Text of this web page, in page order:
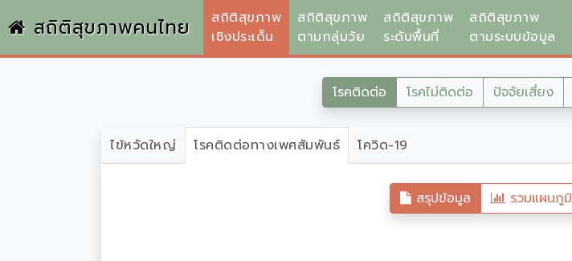
สถิติสุขภาพคนไทย
สถิติสุขภาพ
เชิงประเด็น
สถิติสุขภาพ
ตามกลุ่มวัย
สถิติสุขภาพ
ระดับพื้นที่
สถิติสุขภาพ
ตามระบบข้อมูล
โรคติดต่อ โรคไม่ติดต่อ ปัจจัยเสี่ยง
ไข้หวัดใหญ่ โรคติดต่อทางเพศสัมพันธ์ โควิด-19
สรุปข้อมูล รวมแผนภูมิ